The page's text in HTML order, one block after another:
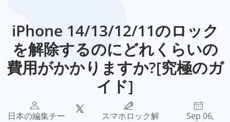
iPhone 14/13/12/11のロック
を解除するのにどれくらいの
費用がかかりますか?[究極のガ
イド]
日本の編集チー
スマホロック解
Sep 06,